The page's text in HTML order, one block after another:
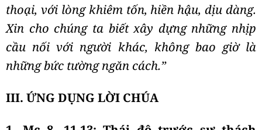
thoại, với lòng khiêm tốn, hiền hậu, dịu dàng.
Xin cho chúng ta biết xây dựng những nhịp
cầu nối với người khác, không bao giờ là
những bức tường ngăn cách.”
III. ỨNG DỤNG LỜI CHÚA